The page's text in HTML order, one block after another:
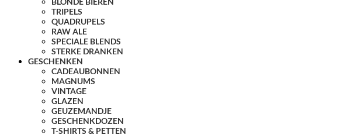
TRIPELS
QUADRUPELS
RAW ALE
SPECIALE BLENDS
STERKE DRANKEN
GESCHENKEN
CADEAUBONNEN
MAGNUMS
VINTAGE
GLAZEN
GEUZEMANDJE
GESCHENKDOZEN
T-SHIRTS & PETTEN